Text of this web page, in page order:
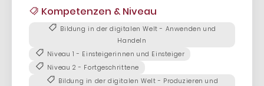
Kompetenzen & Niveau
Bildung in der digitalen Welt - Anwenden und
Handeln
Niveau 1 - Einsteigerinnen und Einsteiger
Niveau 2 - Fortgeschrittene
Bildung in der digitalen Welt - Produzieren und